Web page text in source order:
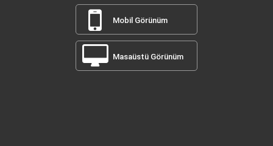
Mobil Görünüm
Masaüstü Görünüm